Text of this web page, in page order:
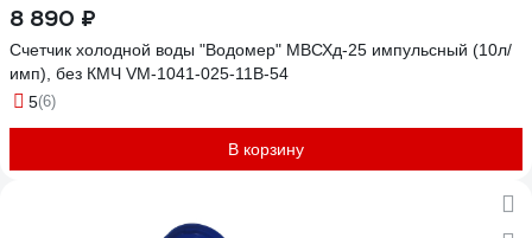
8 890 ₽
Счетчик холодной воды "Водомер" МВСХд-25 импульсный (10л/
имп), без КМЧ VM-1041-025-11B-54
5(6)
В корзину